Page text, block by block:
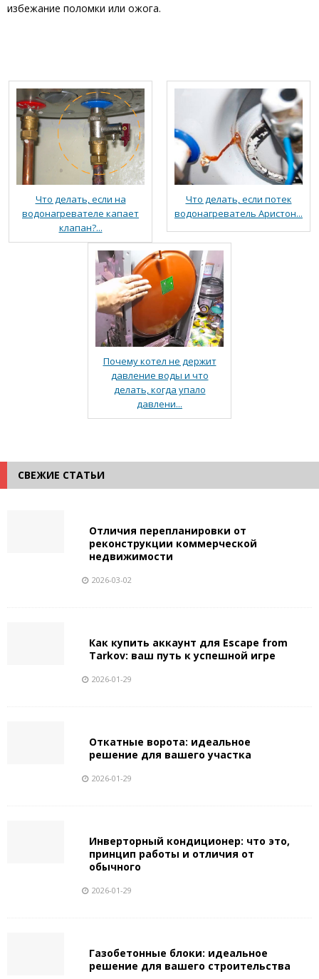
избежание поломки или ожога.
Что делать, если на
водонагревателе капает
клапан?...
Что делать, если потек
водонагреватель Аристон...
Почему котел не держит
давление воды и что
делать, когда упало
давлени...
СВЕЖИЕ СТАТЬИ
Отличия перепланировки от
реконструкции коммерческой
недвижимости
2026-03-02
Как купить аккаунт для Escape from
Tarkov: ваш путь к успешной игре
2026-01-29
Откатные ворота: идеальное
решение для вашего участка
2026-01-29
Инверторный кондиционер: что это,
принцип работы и отличия от
обычного
2026-01-29
Газобетонные блоки: идеальное
решение для вашего строительства